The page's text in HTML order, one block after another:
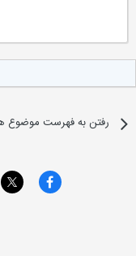
رفتن به فهرست موضوع ها